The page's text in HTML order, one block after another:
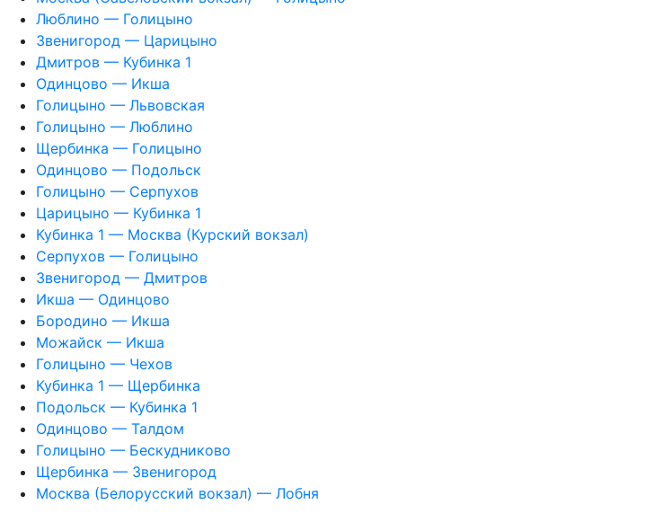
Люблино — Голицыно
Звенигород — Царицыно
Дмитров — Кубинка 1
Одинцово — Икша
Голицыно — Львовская
Голицыно — Люблино
Щербинка — Голицыно
Одинцово — Подольск
Голицыно — Серпухов
Царицыно — Кубинка 1
Кубинка 1 — Москва (Курский вокзал)
Серпухов — Голицыно
Звенигород — Дмитров
Икша — Одинцово
Бородино — Икша
Можайск — Икша
Голицыно — Чехов
Кубинка 1 — Щербинка
Подольск — Кубинка 1
Одинцово — Талдом
Голицыно — Бескудниково
Щербинка — Звенигород
Москва (Белорусский вокзал) — Лобня